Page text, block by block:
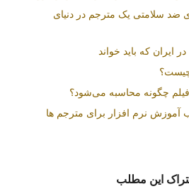
ضد سلامتی یک مترجم در دنیای
ایران که باید خواند
چگونه محاسبه می‌شود؟
آموزش نرم‌ افزار برای مترجم ها
این مطلب